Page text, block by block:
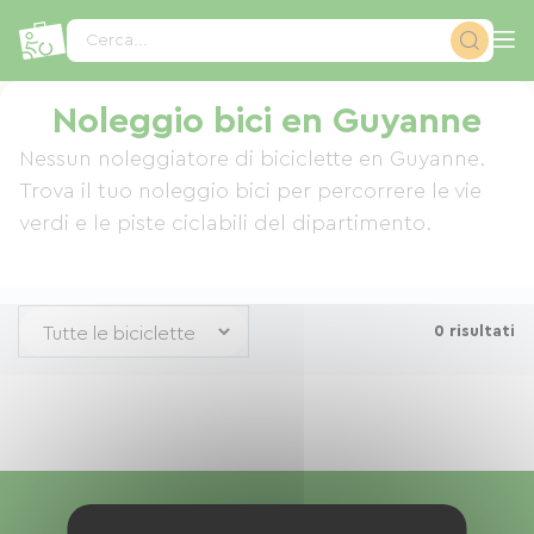
Cerca...
Noleggio bici en Guyanne
Nessun noleggiatore di biciclette en Guyanne.
Trova il tuo noleggio bici per percorrere le vie
verdi e le piste ciclabili del dipartimento.
0 risultati
Pannello di gestione dei cookies